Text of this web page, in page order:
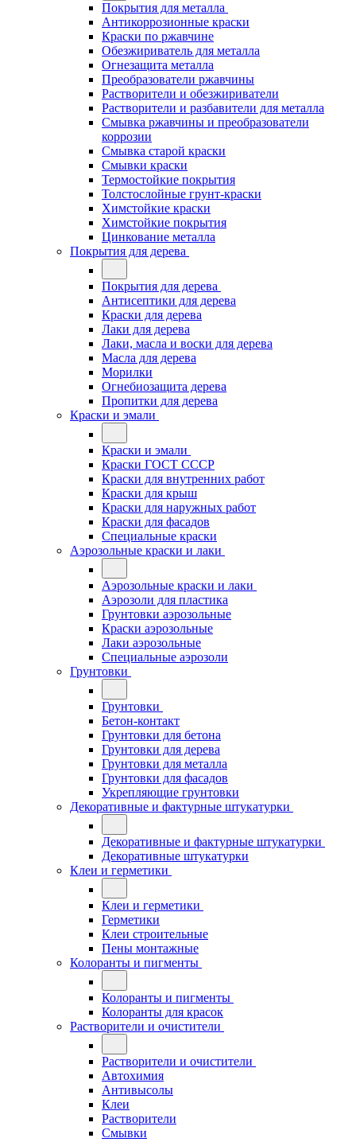
Покрытия для металла
Антикоррозионные краски
Краски по ржавчине
Обезжириватель для металла
Огнезащита металла
Преобразователи ржавчины
Растворители и обезжириватели
Растворители и разбавители для металла
Смывка ржавчины и преобразователи
коррозии
Смывка старой краски
Смывки краски
Термостойкие покрытия
Толстослойные грунт-краски
Химстойкие краски
Химстойкие покрытия
Цинкование металла
Покрытия для дерева
Покрытия для дерева
Антисептики для дерева
Краски для дерева
Лаки для дерева
Лаки, масла и воски для дерева
Масла для дерева
Морилки
Огнебиозащита дерева
Пропитки для дерева
Краски и эмали
Краски и эмали
Краски ГОСТ СССР
Краски для внутренних работ
Краски для крыш
Краски для наружных работ
Краски для фасадов
Специальные краски
Аэрозольные краски и лаки
Аэрозольные краски и лаки
Аэрозоли для пластика
Грунтовки аэрозольные
Краски аэрозольные
Лаки аэрозольные
Специальные аэрозоли
Грунтовки
Грунтовки
Бетон-контакт
Грунтовки для бетона
Грунтовки для дерева
Грунтовки для металла
Грунтовки для фасадов
Укрепляющие грунтовки
Декоративные и фактурные штукатурки
Декоративные и фактурные штукатурки
Декоративные штукатурки
Клеи и герметики
Клеи и герметики
Герметики
Клеи строительные
Пены монтажные
Колоранты и пигменты
Колоранты и пигменты
Колоранты для красок
Растворители и очистители
Растворители и очистители
Автохимия
Антивысолы
Клеи
Растворители
Смывки